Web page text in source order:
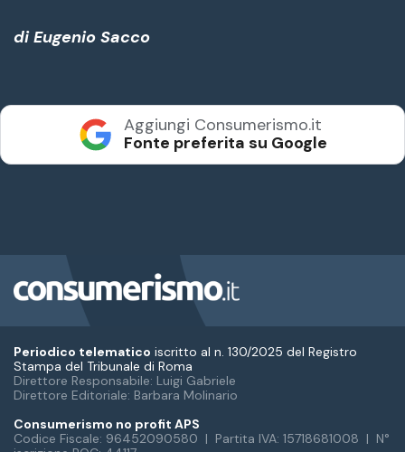
Periodico telematico iscritto al n. 130/2025 del Registro
Stampa del Tribunale di Roma
Direttore Responsabile: Luigi Gabriele
Direttore Editoriale: Barbara Molinario
Consumerismo no profit APS
Codice Fiscale: 96452090580 | Partita IVA: 15718681008 | N°